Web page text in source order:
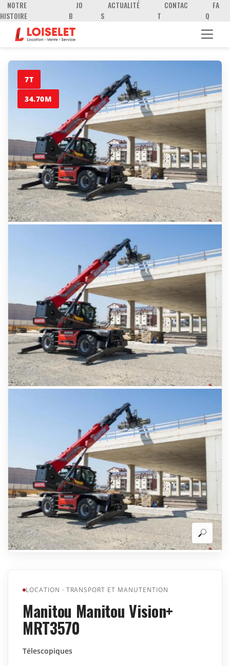
NOTRE
HISTOIRE
JO
B
ACTUALITÉ
S
CONTAC
T
FA
Q
7T
34.70M
LOCATION · TRANSPORT ET MANUTENTION
Manitou Manitou Vision+
MRT3570
Télescopiques